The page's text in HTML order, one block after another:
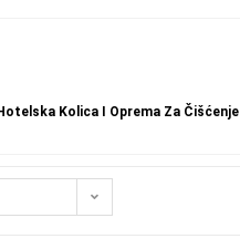
Kolica I Oprema Za Čišćenje